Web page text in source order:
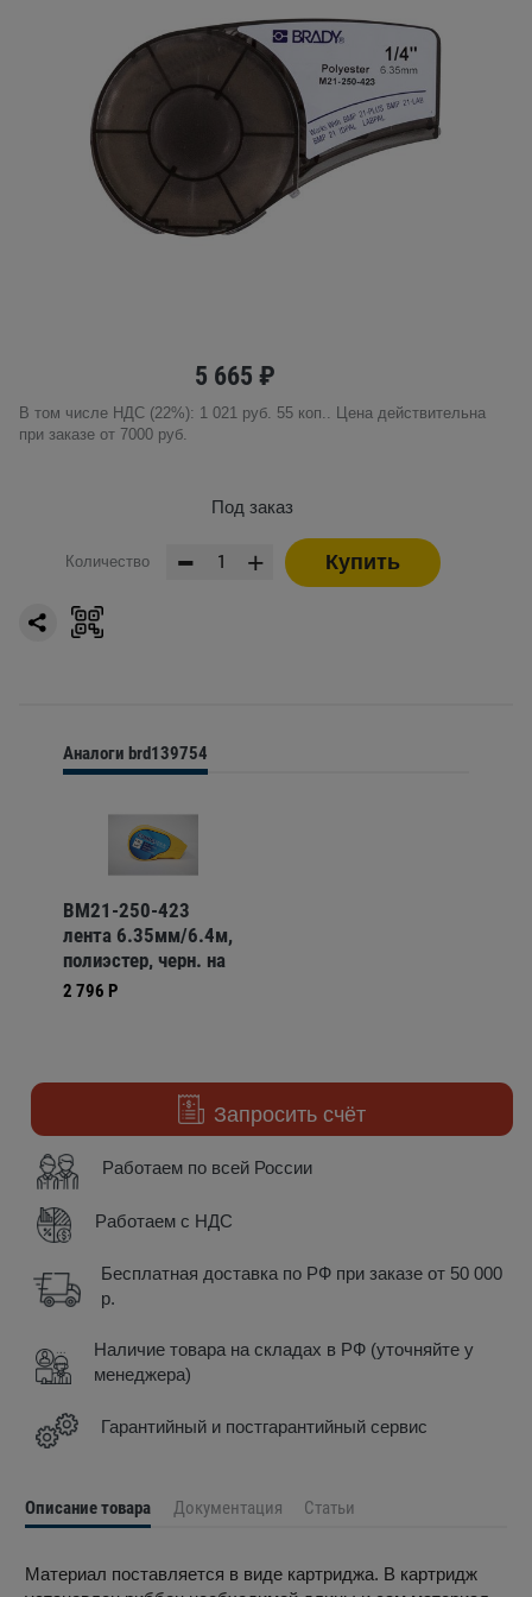
5 665 ₽
В том числе НДС (22%): 1 021 руб. 55 коп.. Цена действительна
при заказе от 7000 руб.
Под заказ
Количество - + Купить
Аналоги brd139754
BM21-250-423
лента 6.35мм/6.4м,
полиэстер, черн. на
бел.(BMP21 Plus),
2 796 Р
Запросить счёт
Работаем по всей России
Работаем с НДС
Бесплатная доставка по РФ при заказе от 50 000
р.
Наличие товара на складах в РФ (уточняйте у
менеджера)
Гарантийный и постгарантийный сервис
Описание товара Документация Статьи
Материал поставляется в виде картриджа. В картридж